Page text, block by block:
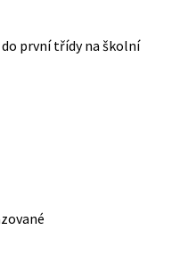
první třídy na školní